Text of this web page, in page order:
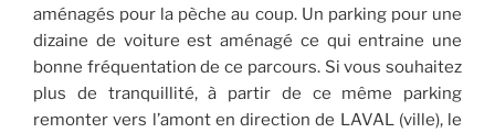
aménagés pour la pèche au coup. Un parking pour une
dizaine de voiture est aménagé ce qui entraine une
bonne fréquentation de ce parcours. Si vous souhaitez
plus de tranquillité, à partir de ce même parking
remonter vers l’amont en direction de LAVAL (ville), le